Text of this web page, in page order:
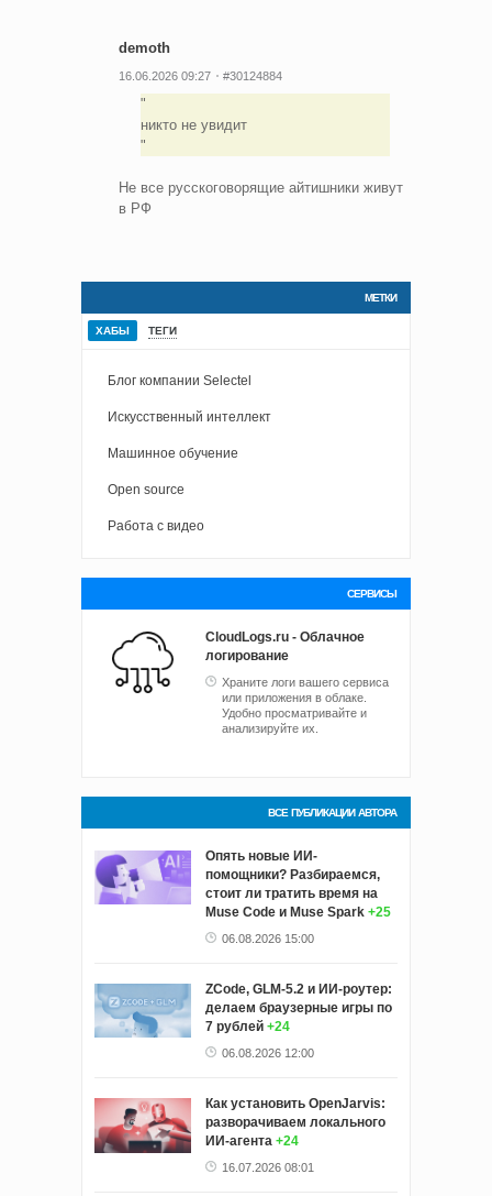
demoth
16.06.2026 09:27 #30124884
никто не увидит
Не все русскоговорящие айтишники живут
в РФ
МЕТКИ
ХАБЫ ТЕГИ
Блог компании Selectel
Искусственный интеллект
Машинное обучение
Open source
Работа с видео
СЕРВИСЫ
CloudLogs.ru - Облачное
логирование
Храните логи вашего сервиса
или приложения в облаке.
Удобно просматривайте и
анализируйте их.
ВСЕ ПУБЛИКАЦИИ АВТОРА
Опять новые ИИ-
помощники? Разбираемся,
стоит ли тратить время на
Muse Code и Muse Spark +25
06.08.2026 15:00
ZCode, GLM-5.2 и ИИ-роутер:
делаем браузерные игры по
7 рублей +24
06.08.2026 12:00
Как установить OpenJarvis:
разворачиваем локального
ИИ-агента +24
16.07.2026 08:01